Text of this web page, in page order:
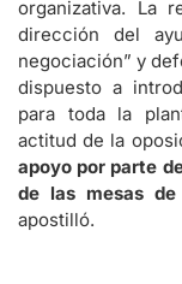
organizativa. La
dirección del
negociación” y
dispuesto a
para toda la
actitud de la
apoyo por parte
de las mesas
apostilló.